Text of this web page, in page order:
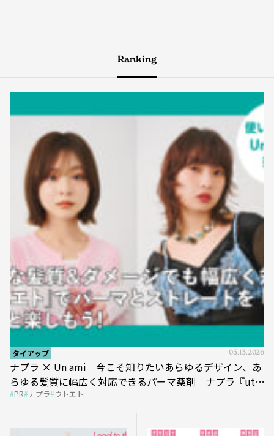
Ranking
タイアップ 05.13.2026
ナプラ × Un ami 今こそ知りたいあらゆるデザイン、あ
らゆる髪質に幅広く対応できるパーマ薬剤 ナプラ『ut-
et』
PR ナプラ ウトエト